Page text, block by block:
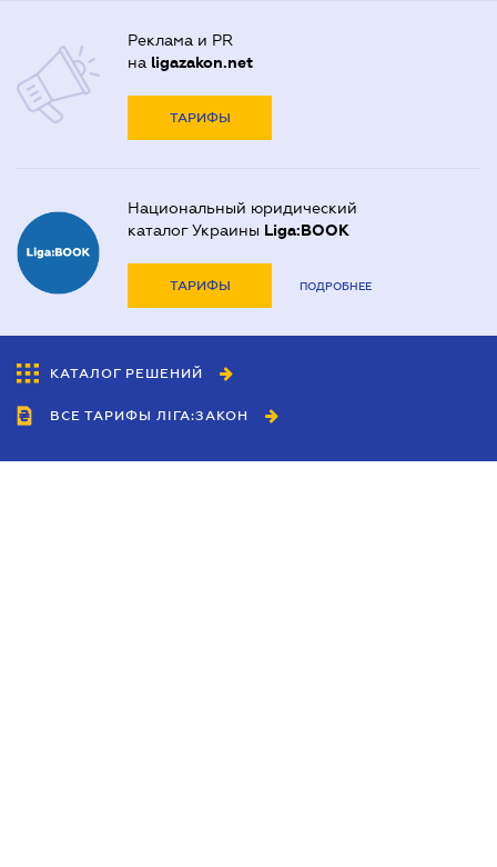
Реклама и PR
на ligazakon.net
ТАРИФЫ
Национальный юридический
каталог Украины Liga:BOOK
ТАРИФЫ ПОДРОБНЕЕ
КАТАЛОГ РЕШЕНИЙ
ВСЕ ТАРИФЫ ЛІГА:ЗАКОН